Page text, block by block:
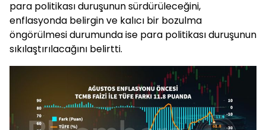
para politikası duruşunun sürdürüleceğini,
enflasyonda belirgin ve kalıcı bir bozulma
öngörülmesi durumunda ise para politikası duruşunun
sıkılaştırılacağını belirtti.